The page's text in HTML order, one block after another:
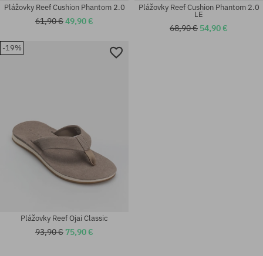
Plážovky Reef Cushion Phantom 2.0
61,90 €49,90 €
Plážovky Reef Cushion Phantom 2.0
LE
68,90 € 54,90 €
-19%
Plážovky Reef Ojai Classic
93,90 € 75,90 €